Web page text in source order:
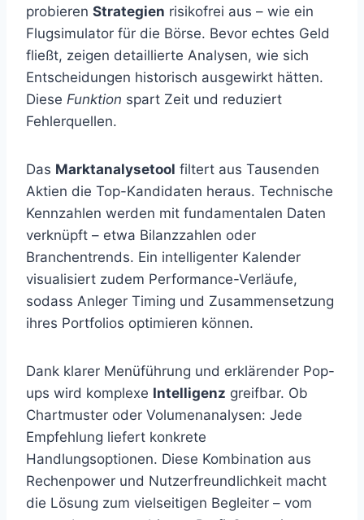
probieren Strategien risikofrei aus – wie ein
Flugsimulator für die Börse. Bevor echtes Geld
fließt, zeigen detaillierte Analysen, wie sich
Entscheidungen historisch ausgewirkt hätten.
Diese Funktion spart Zeit und reduziert
Fehlerquellen.
Das Marktanalysetool filtert aus Tausenden
Aktien die Top-Kandidaten heraus. Technische
Kennzahlen werden mit fundamentalen Daten
verknüpft – etwa Bilanzzahlen oder
Branchentrends. Ein intelligenter Kalender
visualisiert zudem Performance-Verläufe,
sodass Anleger Timing und Zusammensetzung
ihres Portfolios optimieren können.
Dank klarer Menüführung und erklärender Pop-
ups wird komplexe Intelligenz greifbar. Ob
Chartmuster oder Volumenanalysen: Jede
Empfehlung liefert konkrete
Handlungsoptionen. Diese Kombination aus
Rechenpower und Nutzerfreundlichkeit macht
die Lösung zum vielseitigen Begleiter – vom